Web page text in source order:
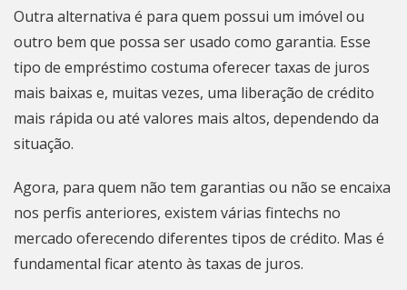
Outra alternativa é para quem possui um imóvel ou
outro bem que possa ser usado como garantia. Esse
tipo de empréstimo costuma oferecer taxas de juros
mais baixas e, muitas vezes, uma liberação de crédito
mais rápida ou até valores mais altos, dependendo da
situação.
Agora, para quem não tem garantias ou não se encaixa
nos perfis anteriores, existem várias fintechs no
mercado oferecendo diferentes tipos de crédito. Mas é
fundamental ficar atento às taxas de juros.